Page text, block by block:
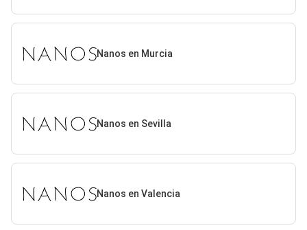
Nanos en Murcia
Nanos en Sevilla
Nanos en Valencia